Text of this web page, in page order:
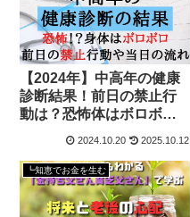
【2024年】中高年の健康
診断結果！前日の禁止行
動は？恐怖体はボロボ
2024.10.20 2025.10.12
┗知恵でお金を生む